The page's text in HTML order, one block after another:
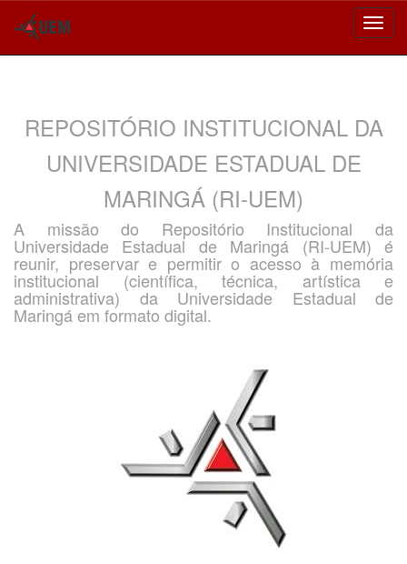
REPOSITÓRIO INSTITUCIONAL DA
UNIVERSIDADE ESTADUAL DE
MARINGÁ (RI-UEM)
A missão do Repositório Institucional da
Universidade Estadual de Maringá (RI-UEM) é
reunir, preservar e permitir o acesso à memória
institucional (científica, técnica, artística e
administrativa) da Universidade Estadual de
Maringá em formato digital.